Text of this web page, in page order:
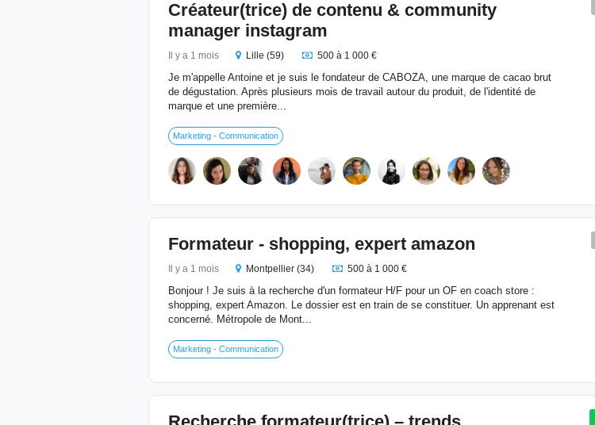
Créateur(trice) de contenu & community
manager instagram
Il y a 1 mois Lille (59) 500 à 1 000 €
Je m'appelle Antoine et je suis le fondateur de CABOZA, une marque de cacao brut
de dégustation. Après plusieurs mois de travail autour du produit, de l'identité de
marque et une première...
Marketing - Communication
Formateur - shopping, expert amazon
Il y a 1 mois Montpellier (34) 500 à 1 000 €
Bonjour ! Je suis à la recherche d'un formateur H/F pour un OF en coach store :
shopping, expert Amazon. Le dossier est en train de se constituer. Un apprenant est
concerné. Métropole de Mont...
Marketing - Communication